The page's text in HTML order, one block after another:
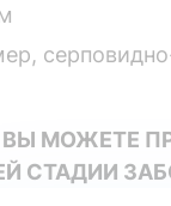
МОЖЕТЕ
СТАДИИ